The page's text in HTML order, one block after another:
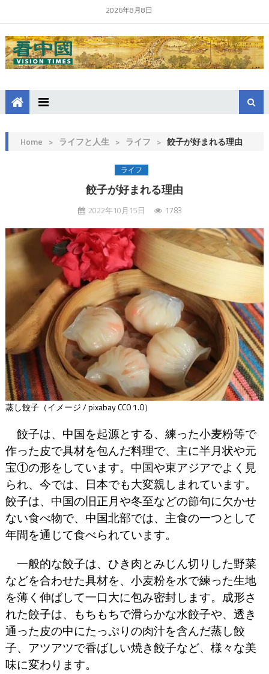
2026年8月8日
Home > ライフと人生 > ライフ > 餃子が好まれる理由
ライフ
餃子が好まれる理由
2022年10月15日 1783
蒸し餃子（イメージ / pixabay CC0 1.0）
餃子は、中国を起源とする、練った小麦粉等で
作った皮で具材を包んだ料理で、主に半月状や元
宝①の形をしています。中国や東アジアでよく見
られ、今では、日本でも大変親しまれています。
餃子は、中国の旧正月や冬至などの節句に欠かせ
ない食べ物で、中国北部では、主食の一つとして
年間を通じて食べられています。
一般的な餃子は、ひき肉とみじん切りした野菜
などを合わせた具材を、小麦粉を水で練った生地
を薄く伸ばして一口大に包み密封します。成形さ
れた餃子は、もちもちで滑らかな水餃子や、透き
通った皮の中にたっぷりの肉汁を含んだ蒸し餃
子、アツアツで香ばしい焼き餃子など、様々な美
味に変わります。